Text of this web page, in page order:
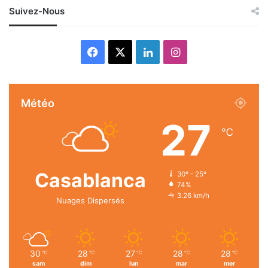
Suivez-Nous
Facebook LinkedinInstagram
Météo
Casablanca
Nuages Dispersés
27 ℃
30º - 25º
74%
3.26 km/h
30 ℃
sam
28 ℃
dim
27 ℃
lun
28 ℃
mar
28 ℃
mer